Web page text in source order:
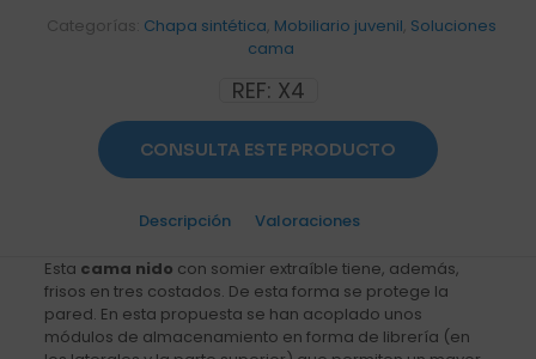
REF: X4
Categorías: Chapa sintética Mobiliario juvenil Soluciones
cama
CONSULTA ESTE PRODUCTO
Descripción Valoraciones
Esta cama nido con somier extraíble tiene, además,
frisos en tres costados. De esta forma se protege la
pared. En esta propuesta se han acoplado unos
módulos de almacenamiento en forma de librería (en